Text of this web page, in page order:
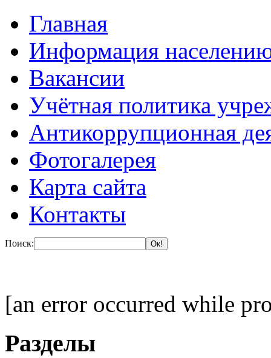
Главная
Информация
Вакансии
Учётная политика
Антикоррупционная
Фотогалерея
Карта сайта
Контакты
Поиск:
[an error occurred while
Разделы